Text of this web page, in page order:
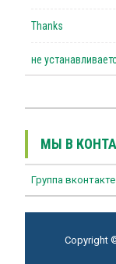
Thanks
не
МЫ В
Группа вконтакте
Copyright